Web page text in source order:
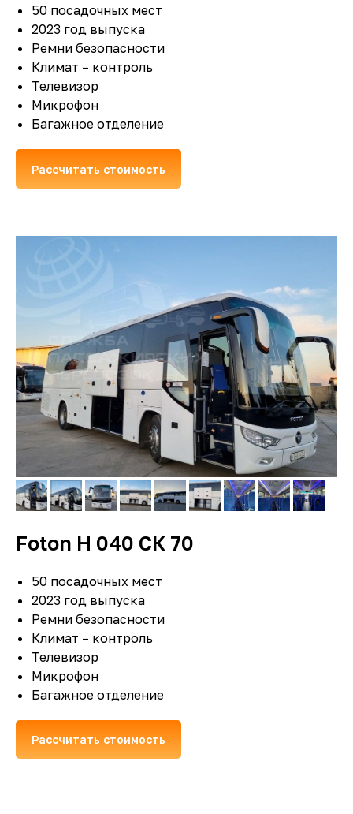
50 посадочных мест
2023 год выпуска
Ремни безопасности
Климат – контроль
Телевизор
Микрофон
Багажное отделение
Рассчитать стоимость
Foton Н 040 СК 70
50 посадочных мест
2023 год выпуска
Ремни безопасности
Климат – контроль
Телевизор
Микрофон
Багажное отделение
Рассчитать стоимость